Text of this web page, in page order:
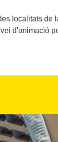
localitats de
d'animació